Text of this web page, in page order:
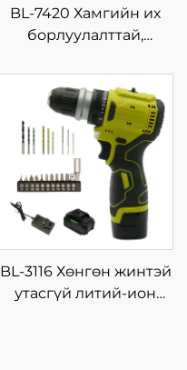
BL-7420 Хамгийн их
борлуулалттай,
ключний багц, өндөр
чанартай, дахин
ашиглах зориулалтын
цахилгаан хүчний
хэрэгсэл, 21V-ын
баттерейтэй
BL-3116 Хөнгөн жинтэй
утасгүй литий-ион